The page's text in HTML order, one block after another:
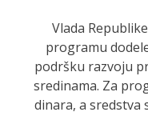
Vlada
programu
podršku razvoju
sredinama. Za
dinara, a sredstva